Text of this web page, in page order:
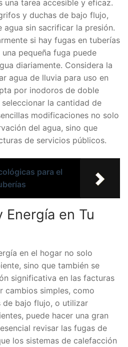
una tarea accesible y eficaz.
y duchas de bajo flujo,
agua sin sacrificar la presión.
si hay fugas en tuberías
pequeña fuga puede
diariamente. Considera la
agua de lluvia para uso en
por inodoros de doble
la cantidad de
modificaciones no solo
del agua, sino que
de servicios públicos.
para el
Energía en Tu
en el hogar no solo
sino que también se
significativa en las facturas
cambios simples, como
de bajo flujo, o utilizar
puede hacer una gran
revisar las fugas de
los sistemas de calefacción